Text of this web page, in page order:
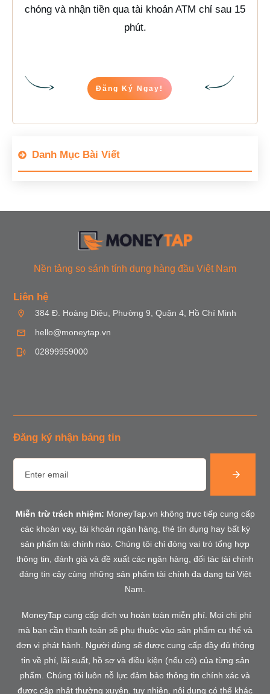
chóng và nhận tiền qua tài khoản ATM chỉ sau 15
phút.
Đăng Ký Ngay!
Danh Mục Bài Viết
Nền tảng so sánh tính dụng hàng đầu Việt Nam
Liên hệ
384 Đ. Hoàng Diệu, Phường 9, Quận 4, Hồ Chí Minh
hello@moneytap.vn
02899959000
Đăng ký nhận bảng tin
Miễn trừ trách nhiệm: MoneyTap.vn không trực tiếp cung cấp
các khoản vay, tài khoản ngân hàng, thẻ tín dụng hay bất kỳ
sản phẩm tài chính nào. Chúng tôi chỉ đóng vai trò tổng hợp
thông tin, đánh giá và đề xuất các ngân hàng, đối tác tài chính
đáng tin cậy cùng những sản phẩm tài chính đa dạng tại Việt
Nam.
MoneyTap cung cấp dịch vụ hoàn toàn miễn phí. Mọi chi phí
mà bạn cần thanh toán sẽ phụ thuộc vào sản phẩm cụ thể và
đơn vị phát hành. Người dùng sẽ được cung cấp đầy đủ thông
tin về phí, lãi suất, hồ sơ và điều kiện (nếu có) của từng sản
phẩm. Chúng tôi luôn nỗ lực đảm bảo thông tin chính xác và
được cập nhật thường xuyên, tuy nhiên, nội dung có thể khác